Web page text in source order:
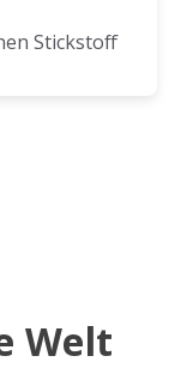
Stickstoff
Welt